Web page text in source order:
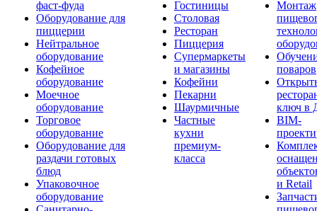
фаст-фуда
Оборудование для
пиццерии
Нейтральное
оборудование
Кофейное
оборудование
Моечное
оборудование
Торговое
оборудование
Оборудование для
раздачи готовых
блюд
Упаковочное
оборудование
Гостиницы
Столовая
Ресторан
Пиццерия
Супермаркеты
и магазины
Кофейни
Пекарни
Шаурмичные
Частные
кухни
премиум-
класса
Монтаж
поваров
ключ в
BIM-
и Retail